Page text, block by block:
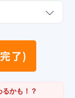
了)
かも！？